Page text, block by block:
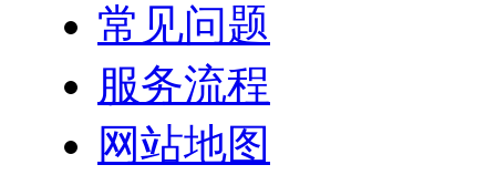
常见问题
服务流程
网站地图